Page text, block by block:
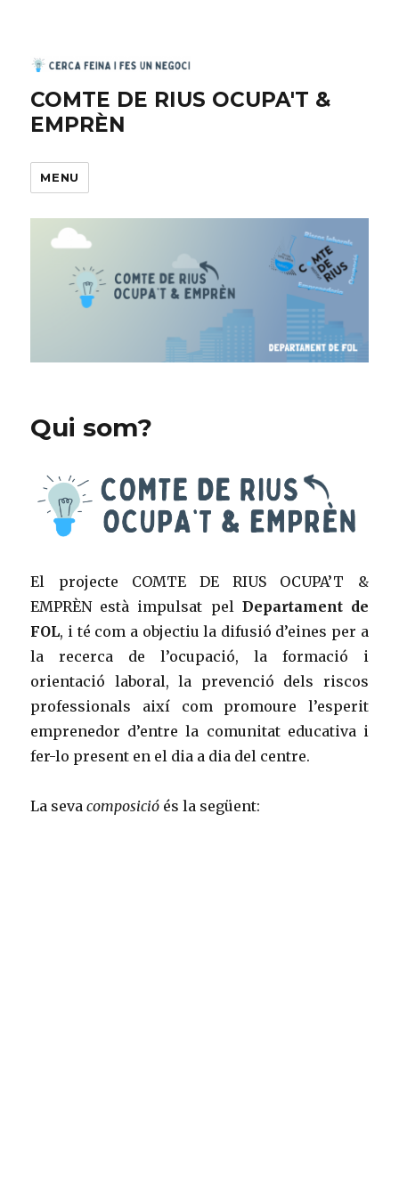
COMTE DE RIUS OCUPA'T &
EMPRÈN
MENU
Qui som?
El projecte COMTE DE RIUS OCUPA’T &
EMPRÈN està impulsat pel Departament de
FOL, i té com a objectiu la difusió d’eines per a
la recerca de l’ocupació, la formació i
orientació laboral, la prevenció dels riscos
professionals així com promoure l’esperit
emprenedor d’entre la comunitat educativa i
fer-lo present en el dia a dia del centre.
La sevacomposició és la següent: